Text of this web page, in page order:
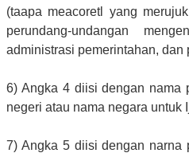
(taapa meacoretl yang
perundang-undangan
administrasi pemerintahan, dan
6) Angka 4 diisi dengan nama
negeri atau nama negara untuk
7) Angka 5 diisi dengan narna